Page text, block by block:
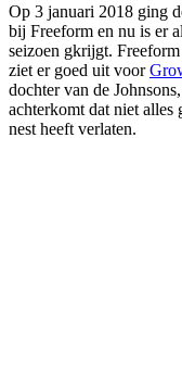
Op 3 januari 2018 ging
bij Freeform en nu is er
seizoen gkrijgt.
ziet er goed uit voor
dochter van de
achterkomt dat niet
nest heeft verlaten.